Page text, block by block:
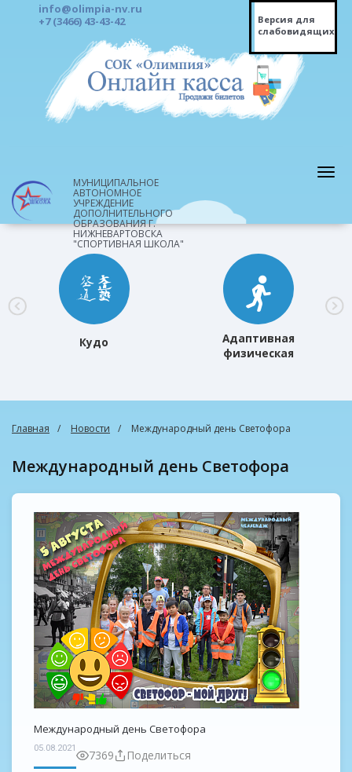
info@olimpia-nv.ru
+7 (3466) 43-43-42
Версия для
слабовидящих
МУНИЦИПАЛЬНОЕ
АВТОНОМНОЕ
УЧРЕЖДЕНИЕ
ДОПОЛНИТЕЛЬНОГО
ОБРАЗОВАНИЯ Г.
НИЖНЕВАРТОВСКА
"СПОРТИВНАЯ ШКОЛА"
Кудо
Адаптивная
физическая
Главная Новости Международный день Светофора
Международный день Светофора
Международный день Светофора
05.08.2021 7369 Поделиться